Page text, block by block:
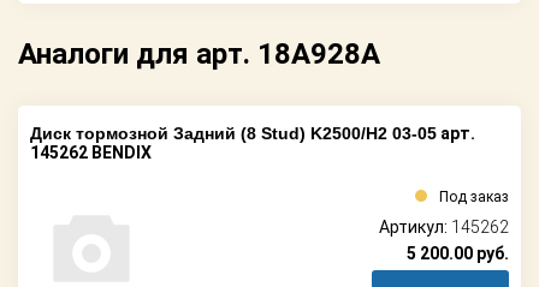
Аналоги для арт. 18A928A
Диск тормозной Задний (8 Stud) K2500/H2 03-05 арт.
145262 BENDIX
Под заказ
Артикул: 145262
5 200.00 руб.